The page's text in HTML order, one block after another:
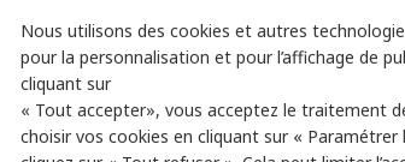
Type LCD
of Phases
of Inputs 1
Nous utilisons des cookies et autres
pour la personnalisation et pour l’affichage de
cliquant sur
« Tout accepter», vous acceptez le traitement
choisir vos cookies en cliquant sur «